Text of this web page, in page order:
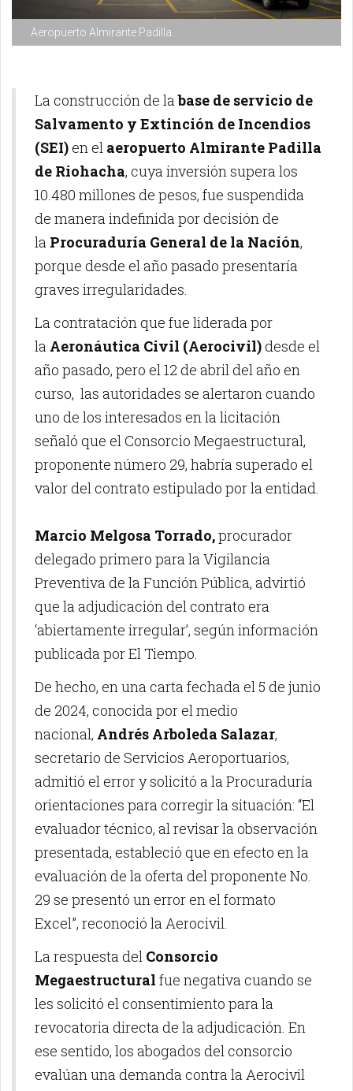
Aeropuerto Almirante Padilla.
La construcción de labase de servicio de
Salvamento y Extinción de Incendios
(SEI)en el aeropuerto Almirante Padilla
de Riohacha, cuya inversión supera los
10.480 millones de pesos, fue suspendida
de manera indefinida por decisión de
la Procuraduría General de la Nación,
porque desde el año pasado presentaría
graves irregularidades.
La contratación que fue liderada por
la Aeronáutica Civil (Aerocivil)desde el
año pasado, pero el 12 de abril del año en
curso, las autoridades se alertaron cuando
uno de los interesados en la licitación
señaló que el Consorcio Megaestructural,
proponente número 29, habría superado el
valor del contrato estipulado por la entidad.
Marcio Melgosa Torrado,procurador
delegado primero para la Vigilancia
Preventiva de la Función Pública, advirtió
que la adjudicación del contrato era
‘abiertamente irregular’, según información
publicada por El Tiempo.
De hecho, en una carta fechada el 5 de junio
de 2024, conocida por el medio
nacional, Andrés Arboleda Salazar,
secretario de Servicios Aeroportuarios,
admitió el error y solicitó a la Procuraduría
orientaciones para corregir la situación: “El
evaluador técnico, al revisar la observación
presentada, estableció que en efecto en la
evaluación de la oferta del proponente No.
29 se presentó un error en el formato
Excel”, reconoció la Aerocivil.
La respuesta del Consorcio
Megaestructural fue negativa cuando se
les solicitó el consentimiento para la
revocatoria directa de la adjudicación. En
ese sentido, los abogados del consorcio
evalúan una demanda contra la Aerocivil